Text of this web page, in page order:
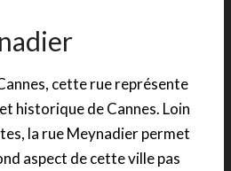
cette rue représente
historique de Cannes. Loin
la rue Meynadier permet
aspect de cette ville pas